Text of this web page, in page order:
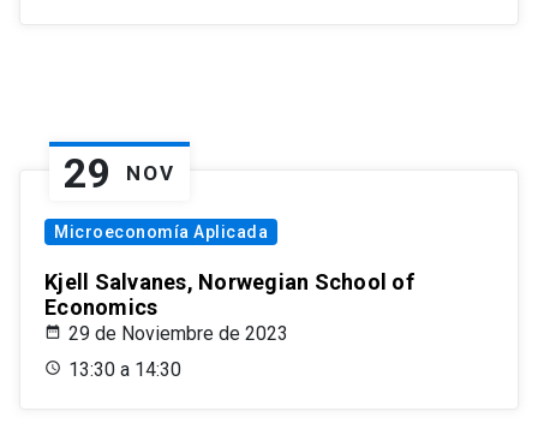
29 NOV
Microeconomía Aplicada
Kjell Salvanes, Norwegian School of
Economics
29 de Noviembre de 2023
13:30 a 14:30